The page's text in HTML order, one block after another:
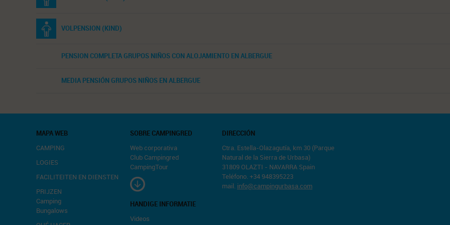
VOLPENSION (KIND)
PENSION COMPLETA GRUPOS NIÑOS CON ALOJAMIENTO EN ALBERGUE
MEDIA PENSIÓN GRUPOS NIÑOS EN ALBERGUE
MAPA WEB
CAMPING
LOGIES
FACILITEITEN EN DIENSTEN
PRIJZEN
Camping
Bungalows
SOBRE CAMPINGRED
Web corporativa
Club Campingred
CampingTour
HANDIGE INFORMATIE
Videos
DIRECCIÓN
Ctra. Estella-Olazagutía, km 30 (Parque
Natural de la Sierra de Urbasa)
31809 OLAZTI - NAVARRA Spain
Teléfono. +34 948395223
mail. info@campingurbasa.com